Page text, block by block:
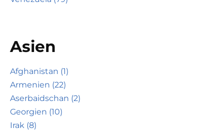
Asien
Afghanistan (1)
Armenien (22)
Aserbaidschan (2)
Georgien (10)
Irak (8)